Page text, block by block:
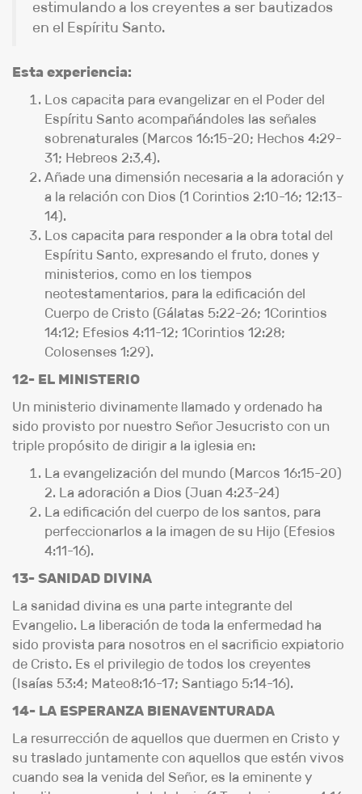
estimulando a los creyentes a ser bautizados
en el Espíritu Santo.
Esta experiencia:
Los capacita para evangelizar en el Poder del
Espíritu Santo acompañándoles las señales
sobrenaturales (Marcos 16:15-20; Hechos 4:29-
31; Hebreos 2:3,4).
Añade una dimensión necesaria a la adoración y
a la relación con Dios (1 Corintios 2:10-16; 12:13-
14).
Los capacita para responder a la obra total del
Espíritu Santo, expresando el fruto, dones y
ministerios, como en los tiempos
neotestamentarios, para la edificación del
Cuerpo de Cristo (Gálatas 5:22-26; 1Corintios
14:12; Efesios 4:11-12; 1Corintios 12:28;
Colosenses 1:29).
12- EL MINISTERIO
Un ministerio divinamente llamado y ordenado ha
sido provisto por nuestro Señor Jesucristo con un
triple propósito de dirigir a la iglesia en:
La evangelización del mundo (Marcos 16:15-20)
2. La adoración a Dios (Juan 4:23-24)
La edificación del cuerpo de los santos, para
perfeccionarlos a la imagen de su Hijo (Efesios
4:11-16).
13- SANIDAD DIVINA
La sanidad divina es una parte integrante del
Evangelio. La liberación de toda la enfermedad ha
sido provista para nosotros en el sacrificio expiatorio
de Cristo. Es el privilegio de todos los creyentes
(Isaías 53:4; Mateo8:16-17; Santiago 5:14-16).
14- LA ESPERANZA BIENAVENTURADA
La resurrección de aquellos que duermen en Cristo y
su traslado juntamente con aquellos que estén vivos
cuando sea la venida del Señor, es la eminente y